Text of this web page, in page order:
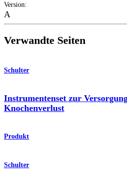
Version:
A
Verwandte Seiten
Schulter
Instrumentenset zur
Knochenverlust
Produkt
Schulter